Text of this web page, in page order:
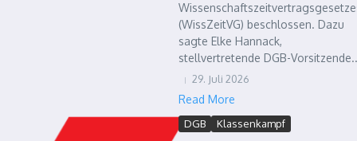
(WissZeitVG) beschlossen. Dazu
sagte Elke Hannack,
stellvertretende DGB-
29. Juli 2026
Read More
DGB Klassenkampf